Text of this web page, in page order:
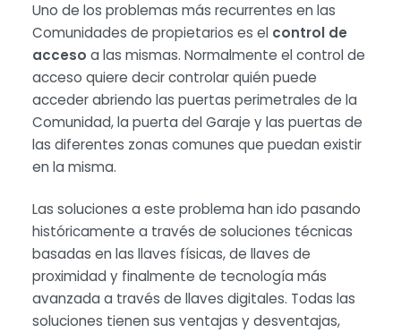
Uno de los problemas más recurrentes en las
Comunidades de propietarios es el control de
acceso a las mismas. Normalmente el control de
acceso quiere decir controlar quién puede
acceder abriendo las puertas perimetrales de la
Comunidad, la puerta del Garaje y las puertas de
las diferentes zonas comunes que puedan existir
en la misma.
Las soluciones a este problema han ido pasando
históricamente a través de soluciones técnicas
basadas en las llaves físicas, de llaves de
proximidad y finalmente de tecnología más
avanzada a través de llaves digitales. Todas las
soluciones tienen sus ventajas y desventajas,